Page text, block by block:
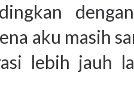
aku masih
lebih jauh